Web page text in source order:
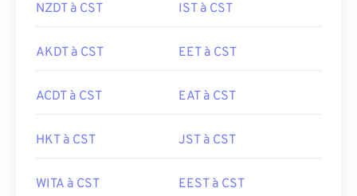
NZDT à CST IST à CST
AKDT à CST EET à CST
ACDT à CST EAT à CST
HKT à CST JST à CST
WITA à CST EEST à CST